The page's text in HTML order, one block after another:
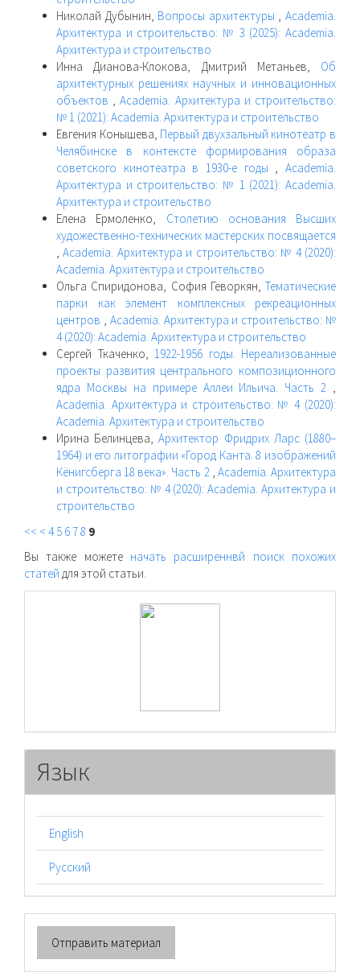
Николай Дубынин, Вопросы архитектуры ,Academia.
Архитектура и строительство: № 3 (2025): Academia.
Архитектура и строительство
Инна Дианова-Клокова, Дмитрий Метаньев, Об
архитектурных решениях научных и инновационных
объектов ,Academia. Архитектура и строительство:
№ 1 (2021): Academia. Архитектура и строительство
Евгения Конышева, Первый двухзальный кинотеатр в
Челябинске в контексте формирования образа
советского кинотеатра в 1930-е годы ,Academia.
Архитектура и строительство: № 1 (2021): Academia.
Архитектура и строительство
Елена Ермоленко, Столетию основания Высших
художественно-технических мастерских посвящается
,Academia. Архитектура и строительство: № 4 (2020):
Academia. Архитектура и строительство
Ольга Спиридонова, София Геворкян, Тематические
парки как элемент комплексных рекреационных
центров , Academia. Архитектура и строительство: №
4 (2020): Academia. Архитектура и строительство
Сергей Ткаченко, 1922-1956 годы. Нереализованные
проекты развития центрального композиционного
ядра Москвы на примере Аллеи Ильича. Часть 2 ,
Academia. Архитектура и строительство: № 4 (2020):
Academia. Архитектура и строительство
Ирина Белинцева,Архитектор Фридрих Ларс (1880–
1964) и его литографии «Город Канта. 8 изображений
Кёнигсберга 18 века». Часть 2 , Academia. Архитектура
и строительство: № 4 (2020): Academia. Архитектура и
строительство
<< < 4 5 6 78 9
Вы также можете начать расширеннвй поиск похожих
статей для этой статьи.
Язык
English
Русский
Отправить
материал
Отправить материал